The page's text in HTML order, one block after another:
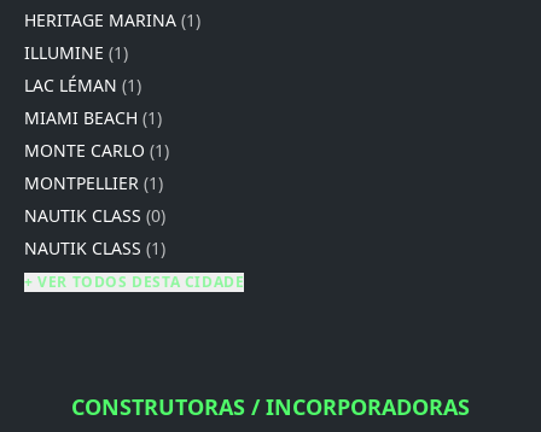
HERITAGE MARINA (1)
ILLUMINE (1)
LAC LÉMAN (1)
MIAMI BEACH (1)
MONTE CARLO (1)
MONTPELLIER (1)
NAUTIK CLASS (0)
NAUTIK CLASS (1)
+ VER TODOS DESTA CIDADE
CONSTRUTORAS / INCORPORADORAS